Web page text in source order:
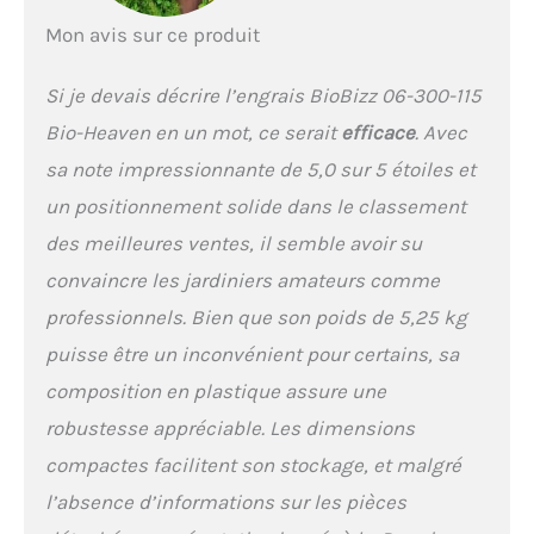
Mon avis sur ce produit
Si je devais décrire l’engrais BioBizz 06-300-115
Bio-Heaven en un mot, ce seraitefficace. Avec
sa note impressionnante de 5,0 sur 5 étoiles et
un positionnement solide dans le classement
des meilleures ventes, il semble avoir su
convaincre les jardiniers amateurs comme
professionnels. Bien que son poids de 5,25 kg
puisse être un inconvénient pour certains, sa
composition en plastique assure une
robustesse appréciable. Les dimensions
compactes facilitent son stockage, et malgré
l’absence d’informations sur les pièces